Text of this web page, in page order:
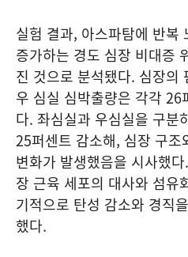
실험 결과, 아스파탐에 반복
증가하는 경도 심장 비대증
진 것으로 분석됐다. 심장의
우 심실 심박출량은 각각
다. 좌심실과 우심실을 구분
25퍼센트 감소해, 심장 구조
변화가 발생했음을 시사했
장 근육 세포의 대사와 섬유
기적으로 탄성 감소와 경직
했다.